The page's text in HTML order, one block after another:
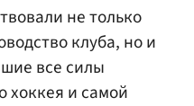
не только
клуба, но и
все силы
хоккея и самой